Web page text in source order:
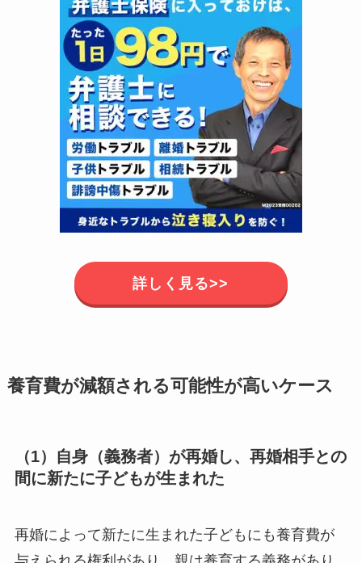
詳しく見る>>
養育費が減額される可能性が高いケース
（1）自身（義務者）が再婚し、再婚相手との
間に新たに子どもが生まれた
再婚によって新たに生まれた子どもにも養育費が